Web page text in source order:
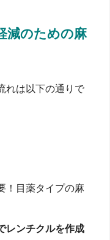
減のための麻
れは以下の通りで
！目薬タイプの麻
レンチクルを作成